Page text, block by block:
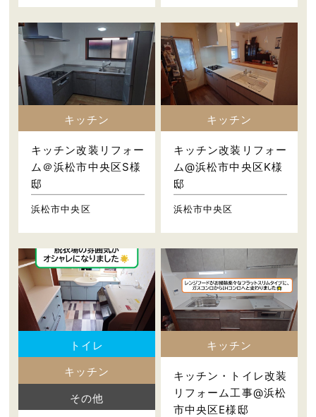
キッチン
キッチン改装リフォー
ム＠浜松市中央区S様
邸
浜松市中央区
キッチン
キッチン改装リフォー
ム@浜松市中央区K様
邸
浜松市中央区
トイレ
キッチン
その他
キッチン
キッチン・トイレ改装
リフォーム工事@浜松
市中央区E様邸